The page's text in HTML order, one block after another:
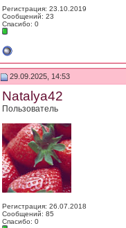
Регистрация: 23.10.2019
Сообщений: 23
Спасибо: 0
29.09.2025, 14:53
Natalya42
Пользователь
Регистрация: 26.07.2018
Сообщений: 85
Спасибо: 0